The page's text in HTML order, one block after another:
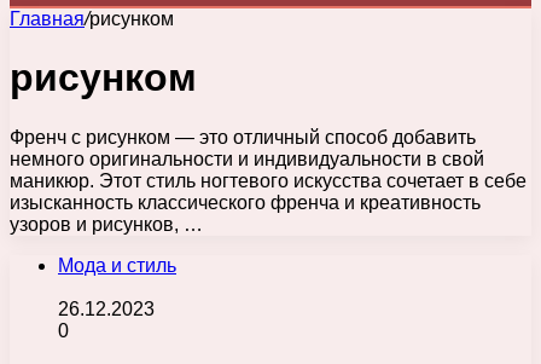
Главная/рисунком
рисунком
Френч с рисунком — это отличный способ добавить
немного оригинальности и индивидуальности в свой
маникюр. Этот стиль ногтевого искусства сочетает в себе
изысканность классического френча и креативность
узоров и рисунков, …
Мода и стиль
26.12.2023
0